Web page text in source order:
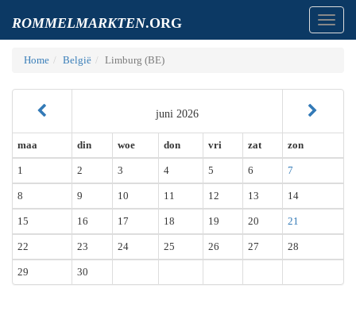
ROMMELMARKTEN.ORG
Home België Limburg (BE)
juni 2026
maa din woe don vri zat zon
1 2 3 4 5 6 7
8 9 10 11 12 13 14
15 16 17 18 19 20 21
22 23 24 25 26 27 28
29 30